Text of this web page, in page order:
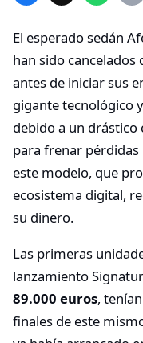
El esperado sedán
han sido
antes de iniciar sus
gigante tecnológico
debido a un
para frenar
este modelo, que
ecosistema digital,
su dinero.
Las primeras
lanzamiento
89.000 euros,
finales de este